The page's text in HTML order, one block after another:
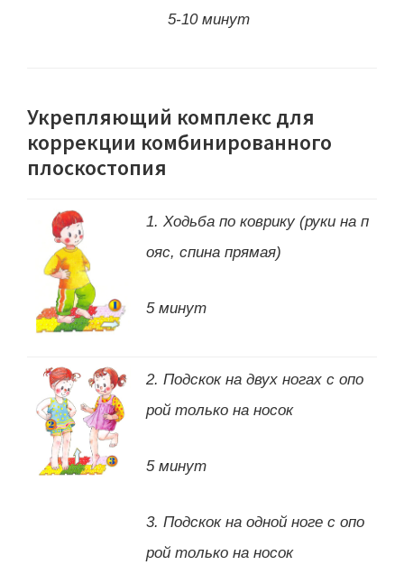
5-10 минут
Укрепляющий комплекс для
коррекции комбинированного
плоскостопия
1. Ходьба по коврику (руки на п
ояс, спина прямая)
5 минут
2. Подскок на двух ногах с опо
рой только на носок
5 минут
3. Подскок на одной ноге с опо
рой только на носок